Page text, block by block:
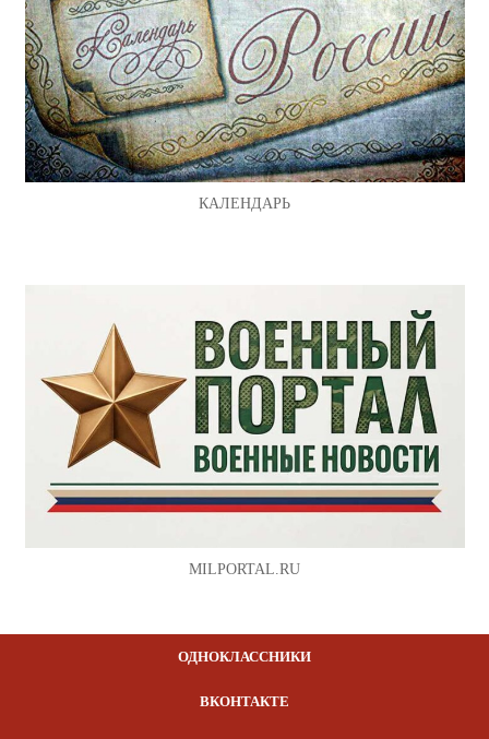
КАЛЕНДАРЬ
MILPORTAL.RU
ОДНОКЛАССНИКИ
ВКОНТАКТЕ